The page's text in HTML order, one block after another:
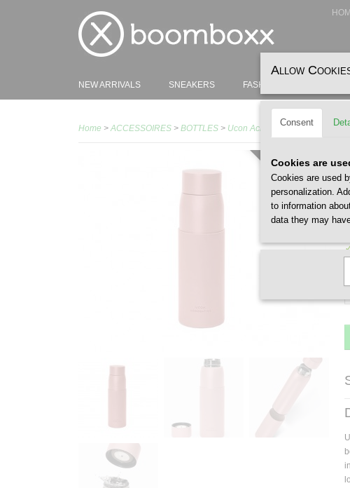
NEW ARRIVALS SNEAKERS FASHION
Home >ACCESSOIRES > BOTTLES > Ucon Acrobatics Akvo Bottle
VEGAN
Allow
Consent
Cookies are
Cookies are used
personalization.
to information
data they may